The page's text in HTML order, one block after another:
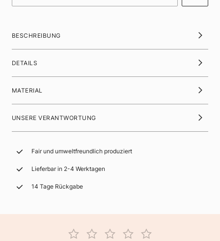
BESCHREIBUNG
DETAILS
MATERIAL
UNSERE VERANTWORTUNG
Fair und umweltfreundlich produziert
Lieferbar in 2-4 Werktagen
14 Tage Rückgabe